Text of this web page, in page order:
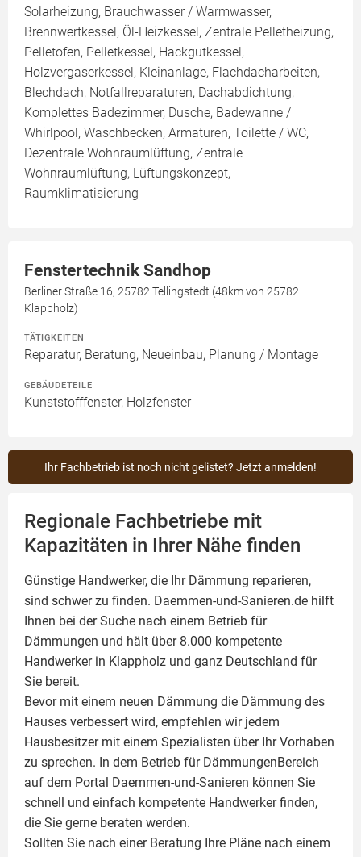
Solarheizung, Brauchwasser / Warmwasser,
Brennwertkessel, Öl-Heizkessel, Zentrale Pelletheizung,
Pelletofen, Pelletkessel, Hackgutkessel,
Holzvergaserkessel, Kleinanlage, Flachdacharbeiten,
Blechdach, Notfallreparaturen, Dachabdichtung,
Komplettes Badezimmer, Dusche, Badewanne /
Whirlpool, Waschbecken, Armaturen, Toilette / WC,
Dezentrale Wohnraumlüftung, Zentrale
Wohnraumlüftung, Lüftungskonzept,
Raumklimatisierung
Fenstertechnik Sandhop
Berliner Straße 16, 25782 Tellingstedt (48km von 25782
Klappholz)
TÄTIGKEITEN
Reparatur, Beratung, Neueinbau, Planung / Montage
GEBÄUDETEILE
Kunststofffenster, Holzfenster
Ihr Fachbetrieb ist noch nicht gelistet? Jetzt anmelden!
Regionale Fachbetriebe mit
Kapazitäten in Ihrer Nähe finden
Günstige Handwerker, die Ihr Dämmung reparieren,
sind schwer zu finden. Daemmen-und-Sanieren.de hilft
Ihnen bei der Suche nach einem Betrieb für
Dämmungen und hält über 8.000 kompetente
Handwerker in Klappholz und ganz Deutschland für
Sie bereit.
Bevor mit einem neuen Dämmung die Dämmung des
Hauses verbessert wird, empfehlen wir jedem
Hausbesitzer mit einem Spezialisten über Ihr Vorhaben
zu sprechen. In dem Betrieb für DämmungenBereich
auf dem Portal Daemmen-und-Sanieren können Sie
schnell und einfach kompetente Handwerker finden,
die Sie gerne beraten werden.
Sollten Sie nach einer Beratung Ihre Pläne nach einem